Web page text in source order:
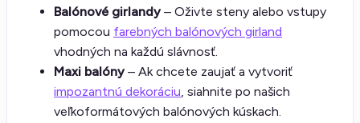
Balónové girlandy– Oživte steny alebo vstupy
pomocou farebných balónových girland
vhodných na každú slávnosť.
Maxi balóny– Ak chcete zaujať a vytvoriť
impozantnú dekoráciu, siahnite po našich
veľkoformátových balónových kúskach.